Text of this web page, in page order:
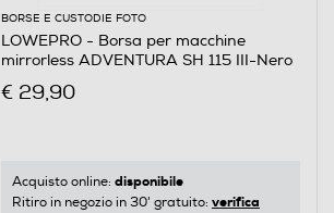
BORSE E CUSTODIE FOTO
LOWEPRO - Borsa per macchine
mirrorless ADVENTURA SH 115 III-Nero
€ 29,90
Acquisto online: disponibile
Ritiro in negozio in 30' gratuito: verifica